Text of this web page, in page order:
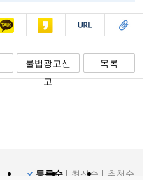
톡 카스 복사 스크랩
불법광고신
고
목록
등록순
최신순 추천순